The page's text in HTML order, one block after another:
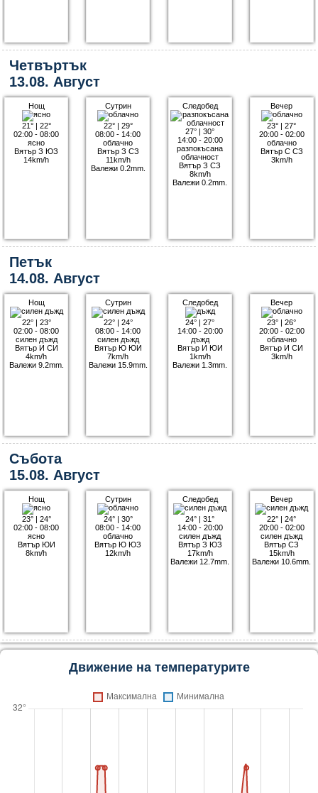
Четвъртък
13.08. Август
Нощ
21°| 22°
02:00 - 08:00
ясно
Вятър З ЮЗ
14km/h
Сутрин
22°| 29°
08:00 - 14:00
облачно
Вятър З СЗ
11km/h
Валежи 0.2mm.
Следобед
27° |30°
14:00 - 20:00
разпокъсана
облачност
Вятър З СЗ
8km/h
Валежи 0.2mm.
Вечер
23° |27°
20:00 - 02:00
облачно
Вятър С СЗ
3km/h
Петък
14.08. Август
Нощ
22°| 23°
02:00 - 08:00
силен дъжд
Вятър И СИ
4km/h
Валежи 9.2mm.
Сутрин
22°| 24°
08:00 - 14:00
силен дъжд
Вятър Ю ЮИ
7km/h
Валежи 15.9mm.
Следобед
24° |27°
14:00 - 20:00
дъжд
Вятър И ЮИ
1km/h
Валежи 1.3mm.
Вечер
23° |26°
20:00 - 02:00
облачно
Вятър И СИ
3km/h
Събота
15.08. Август
Нощ
23°| 24°
02:00 - 08:00
ясно
Вятър ЮИ
8km/h
Сутрин
24°| 30°
08:00 - 14:00
облачно
Вятър Ю ЮЗ
12km/h
Следобед
24° |31°
14:00 - 20:00
силен дъжд
Вятър З ЮЗ
17km/h
Валежи 12.7mm.
Вечер
22° |24°
20:00 - 02:00
силен дъжд
Вятър СЗ
15km/h
Валежи 10.6mm.
Движение на температурите